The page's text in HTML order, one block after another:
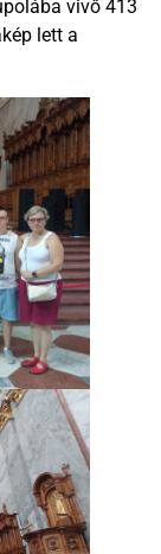
vivő 413
lett a